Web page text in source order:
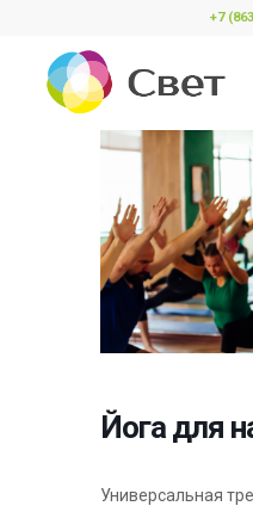
+7
Йога для
Универсальная